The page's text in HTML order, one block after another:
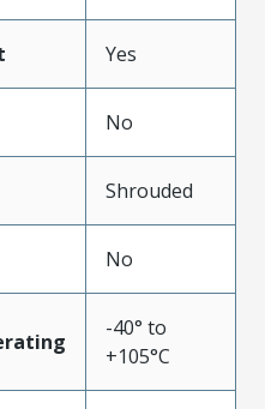
Yes
No
Shrouded
No
-40° to
+105°C